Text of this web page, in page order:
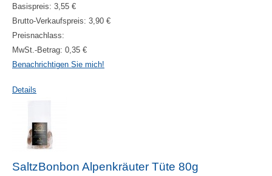
Basispreis: 3,55 €
Brutto-Verkaufspreis: 3,90 €
Preisnachlass:
MwSt.-Betrag: 0,35 €
Benachrichtigen Sie mich!
Details
SaltzBonbon Alpenkräuter Tüte 80g